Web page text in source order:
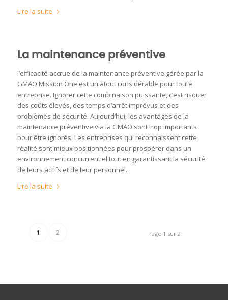
Lire la suite
La maintenance préventive
l’efficacité accrue de la maintenance préventive gérée par la
GMAO Mission One est un atout considérable pour toute
entreprise. Ignorer cette combinaison puissante, c’est risquer
des coûts élevés, des temps d’arrêt imprévus et des
problèmes de sécurité. Aujourd’hui, les avantages de la
maintenance préventive via la GMAO sont trop importants
pour être ignorés. Les entreprises qui reconnaissent cette
réalité sont mieux positionnées pour prospérer dans un
environnement concurrentiel tout en garantissant la sécurité
de leurs actifs et de leur personnel.
Lire la suite
Page 1 sur 2
1 2